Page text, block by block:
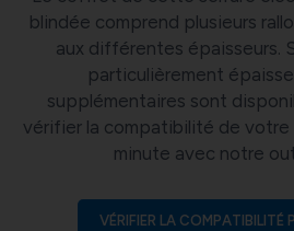
blindée comprend plusieurs
aux différentes épaisseurs.
particulièrement
supplémentaires sont
vérifier la compatibilité de votre
minute avec notre
VÉRIFIER LA COMPATIBILITÉ